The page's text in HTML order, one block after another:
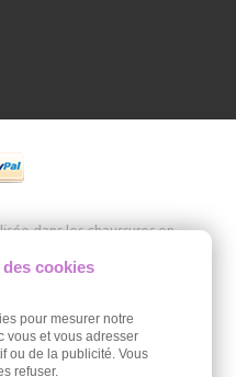
des cookies
pour mesurer notre
vous et vous adresser
ou de la publicité. Vous
refuser.
dans les chaussures en
au centre de Paris mais
en grandes
propose les collections de
Folie's, Romika, Seibel, Jb
aussi notre propre
pointures : 42, 43, 44, 45.